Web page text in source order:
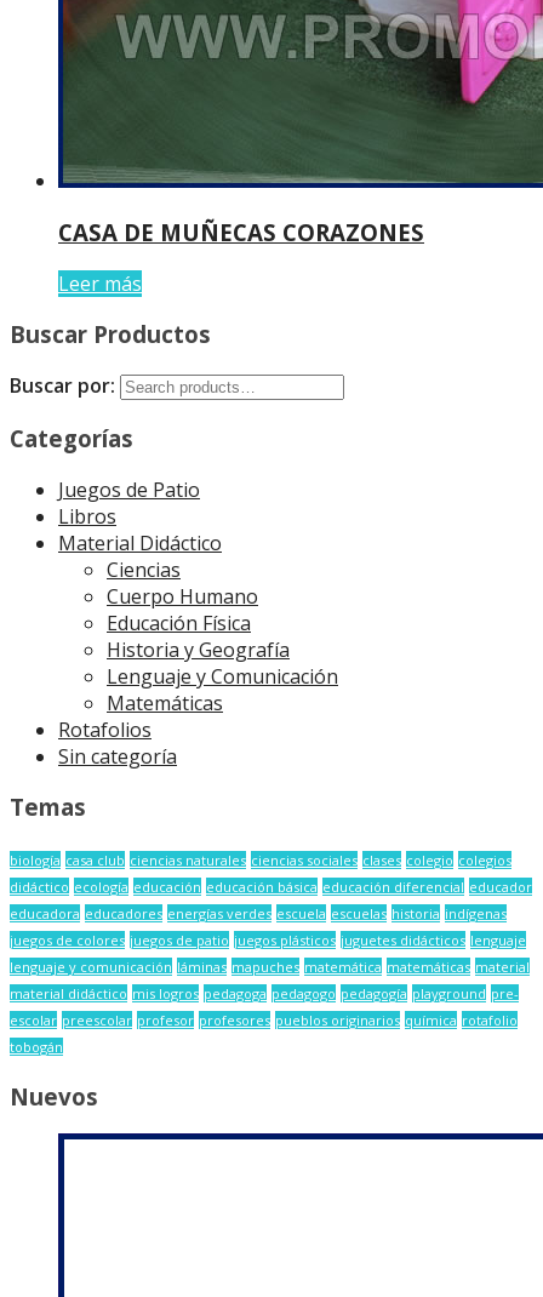
CASA DE MUÑECAS CORAZONES
Leer más
Buscar Productos
Buscar por:
Categorías
Juegos de Patio
Libros
Material Didáctico
Ciencias
Cuerpo Humano
Educación Física
Historia y Geografía
Lenguaje y Comunicación
Matemáticas
Rotafolios
Sin categoría
Temas
biología casa club ciencias naturales ciencias sociales clases colegio colegios
didáctico ecología educación educación básica educación diferencial educador
educadora educadores energías verdes escuela escuelas historia indígenas
juegos de colores juegos de patio juegos plásticos juguetes didácticos lenguaje
lenguaje y comunicación láminas mapuches matemática matemáticas material
material didáctico mis logros pedagoga pedagogo pedagogía playground pre-
escolar preescolar profesor profesores pueblos originarios química rotafolio
tobogán
Nuevos